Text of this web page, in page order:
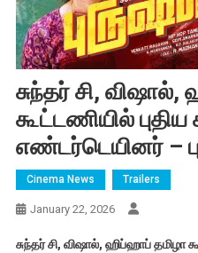
சுந்தர் சி,
கூட்டணியில்
எண்டர்டெயினர் –
Cinema News Trailers
January 22, 2026
சுந்தர் சி, விஷால், ஹிப்ஹாப் தமிழா